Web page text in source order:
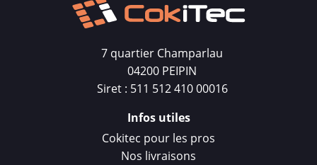
7 quartier Champarlau
04200 PEIPIN
Siret : 511 512 410 00016
Infos utiles
Cokitec pour les pros
Nos livraisons